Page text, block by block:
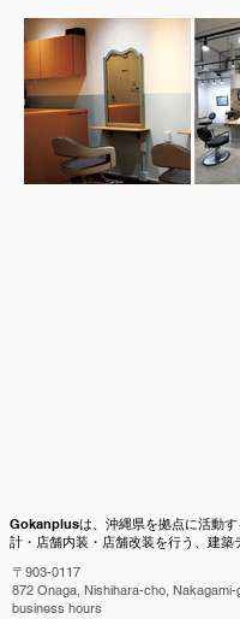
Gokanplusは、沖縄県を拠点に活動
計・店舗内装・店舗改装を行う、建築
〒903-0117
872 Onaga, Nishihara-cho, Nakagami-
business hours